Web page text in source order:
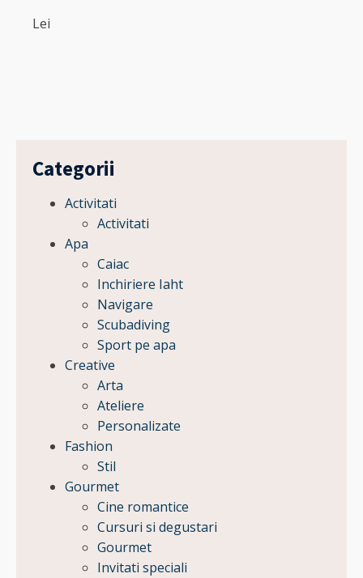
Lei
Categorii
Activitati
Activitati
Apa
Caiac
Inchiriere Iaht
Navigare
Scubadiving
Sport pe apa
Creative
Arta
Ateliere
Personalizate
Fashion
Stil
Gourmet
Cine romantice
Cursuri si degustari
Gourmet
Invitati speciali